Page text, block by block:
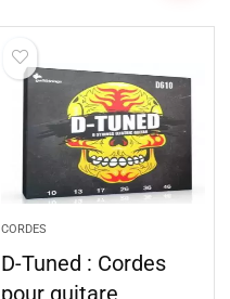
CORDES
D-Tuned : Cordes
pour guitare